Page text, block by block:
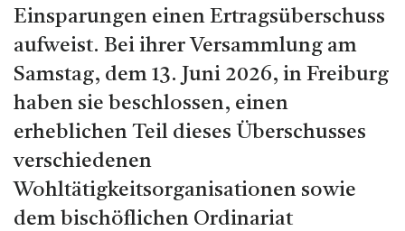
Einsparungen einen Ertragsüberschuss
aufweist. Bei ihrer Versammlung am
Samstag, dem 13. Juni 2026, in Freiburg
haben sie beschlossen, einen
erheblichen Teil dieses Überschusses
verschiedenen
Wohltätigkeitsorganisationen sowie
dem bischöflichen Ordinariat